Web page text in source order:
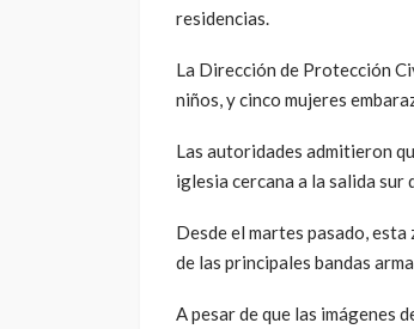
residencias.
La Dirección de Protección
niños, y cinco mujeres
Las autoridades admitieron
iglesia cercana a la salida sur
Desde el martes pasado,
de las principales bandas
A pesar de que las imágenes